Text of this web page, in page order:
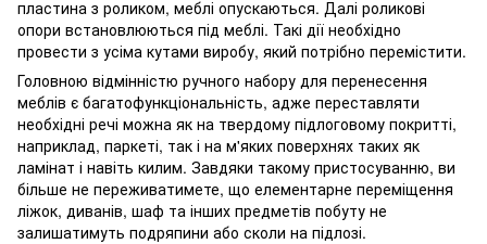
пластина з роликом, меблі опускаються. Далі роликові
опори встановлюються під меблі. Такі дії необхідно
провести з усіма кутами виробу, який потрібно перемістити.
Головною відмінністю ручного набору для перенесення
меблів є багатофункціональність, адже переставляти
необхідні речі можна як на твердому підлоговому покритті,
наприклад, паркеті, так і на м'яких поверхнях таких як
ламінат і навіть килим. Завдяки такому пристосуванню, ви
більше не переживатимете, що елементарне переміщення
ліжок, диванів, шаф та інших предметів побуту не
залишатимуть подряпини або сколи на підлозі.